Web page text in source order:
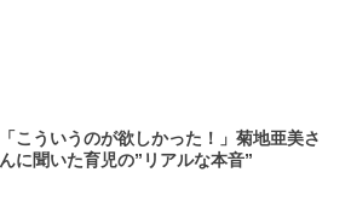
「こういうのが欲しかった！」菊地亜美さ
んに聞いた育児の”リアルな本音”